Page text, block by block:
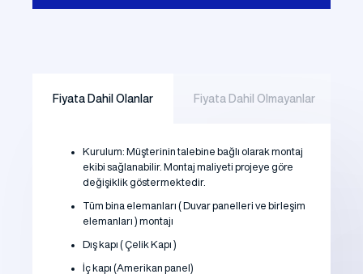
Fiyata Dahil Olanlar Fiyata Dahil Olmayanlar
Kurulum: Müşterinin talebine bağlı olarak montaj
ekibi sağlanabilir. Montaj maliyeti projeye göre
değişiklik göstermektedir.
Tüm bina elemanları ( Duvar panelleri ve birleşim
elemanları ) montajı
Dış kapı ( Çelik Kapı )
İç kapı (Amerikan panel)